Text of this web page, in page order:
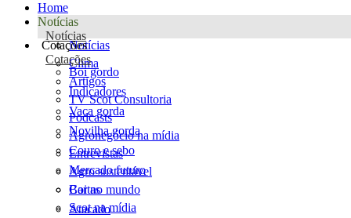
Home
Notícias
Notícias
Notícias
Clima
Artigos
TV Scot Consultoria
Podcasts
Agronegócio na mídia
Entrevistas
Agro sustentável
Cartas
Scot na mídia
Cotações
Cotações
Boi gordo
Indicadores
Vaca gorda
Novilha gorda
Couro e sebo
Mercado futuro
Boi no mundo
Atacado